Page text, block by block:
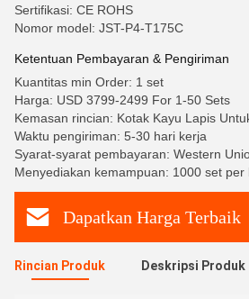
Sertifikasi: CE ROHS
Nomor model: JST-P4-T175C
Ketentuan Pembayaran & Pengiriman
Kuantitas min Order: 1 set
Harga: USD 3799-2499 For 1-50 Sets
Kemasan rincian: Kotak Kayu Lapis
Waktu pengiriman: 5-30 hari kerja
Syarat-syarat pembayaran: Western
Menyediakan kemampuan: 1000 set per
Dapatkan Harga Terbaik
Rincian Produk Deskripsi Produk